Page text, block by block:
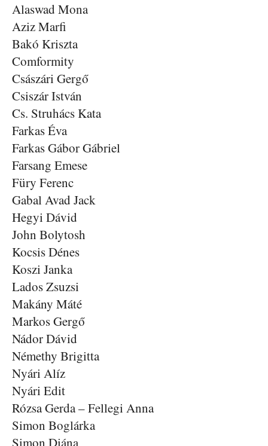
Alaswad Mona
Aziz Marfi
Bakó Kriszta
Comformity
Császári Gergő
Csiszár István
Cs. Struhács Kata
Farkas Éva
Farkas Gábor Gábriel
Farsang Emese
Füry Ferenc
Gabal Avad Jack
Hegyi Dávid
John Bolytosh
Kocsis Dénes
Koszi Janka
Lados Zsuzsi
Makány Máté
Markos Gergő
Nádor Dávid
Némethy Brigitta
Nyári Alíz
Nyári Edit
Rózsa Gerda – Fellegi Anna
Simon Boglárka
Simon Diána